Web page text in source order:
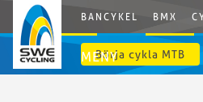
BANCYKEL BMX
MENY
Börja cykla MTB